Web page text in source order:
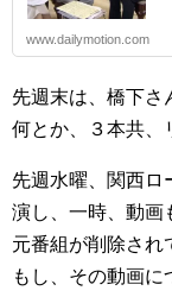
www.dailymotion.com
先週末は、橋下さ
何とか、３本共、
先週水曜、関西ロ
演し、一時、動画
元番組が削除され
もし、その動画に